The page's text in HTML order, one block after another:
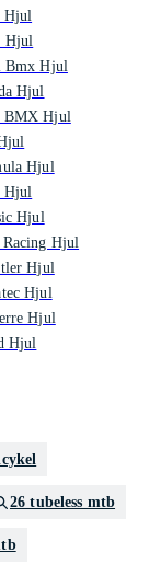
Hjul
Hjul
Bmx Hjul
Hjul
BMX Hjul
Hjul
Hjul
Hjul
Hjul
Hjul
Hjul
Hjul
Hjul
26 tubeless mtb